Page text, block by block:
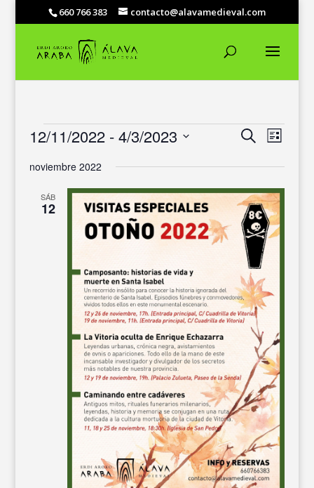
660 766 383 contacto@alavamedieval.com
EVENTOS
DE
BÚSQUEDA
VISTAS
DE
EVENTOS
Buscar
DE
DE
Lista
12/11/2022 - 4/3/2023
la
noviembre 2022
SÁB
12